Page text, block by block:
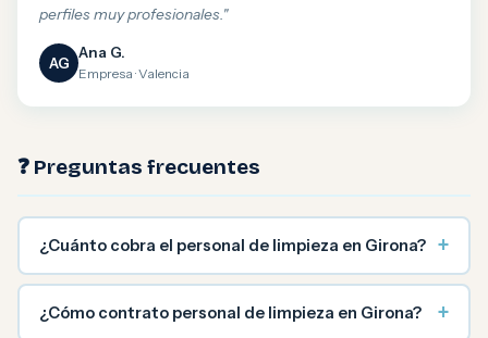
perfiles muy profesionales."
AG
Ana G.
Empresa · Valencia
❓ Preguntas frecuentes
¿Cuánto cobra el personal de limpieza en Girona? +
¿Cómo contrato personal de limpieza en Girona? +